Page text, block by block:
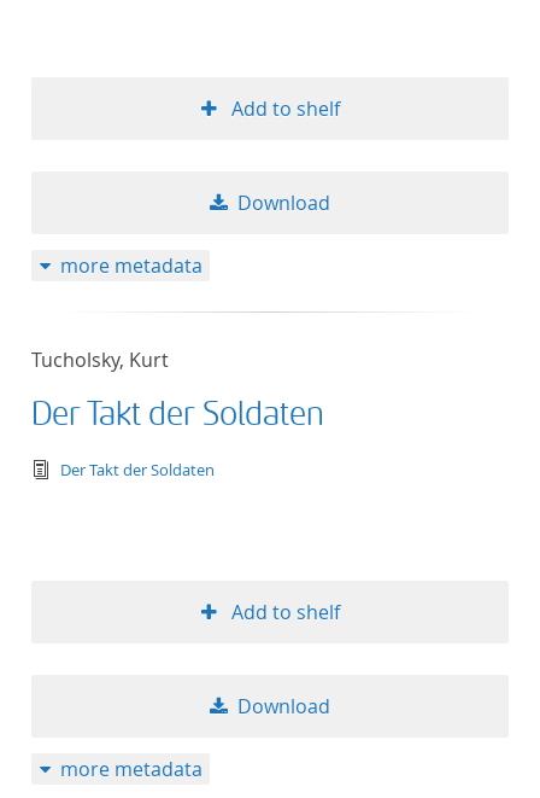
Add to shelf
Download
more metadata
Tucholsky, Kurt
Der Takt der Soldaten
text/tg.edition+tg.aggregation+xml
Der Takt der Soldaten
Add to shelf
Download
more metadata